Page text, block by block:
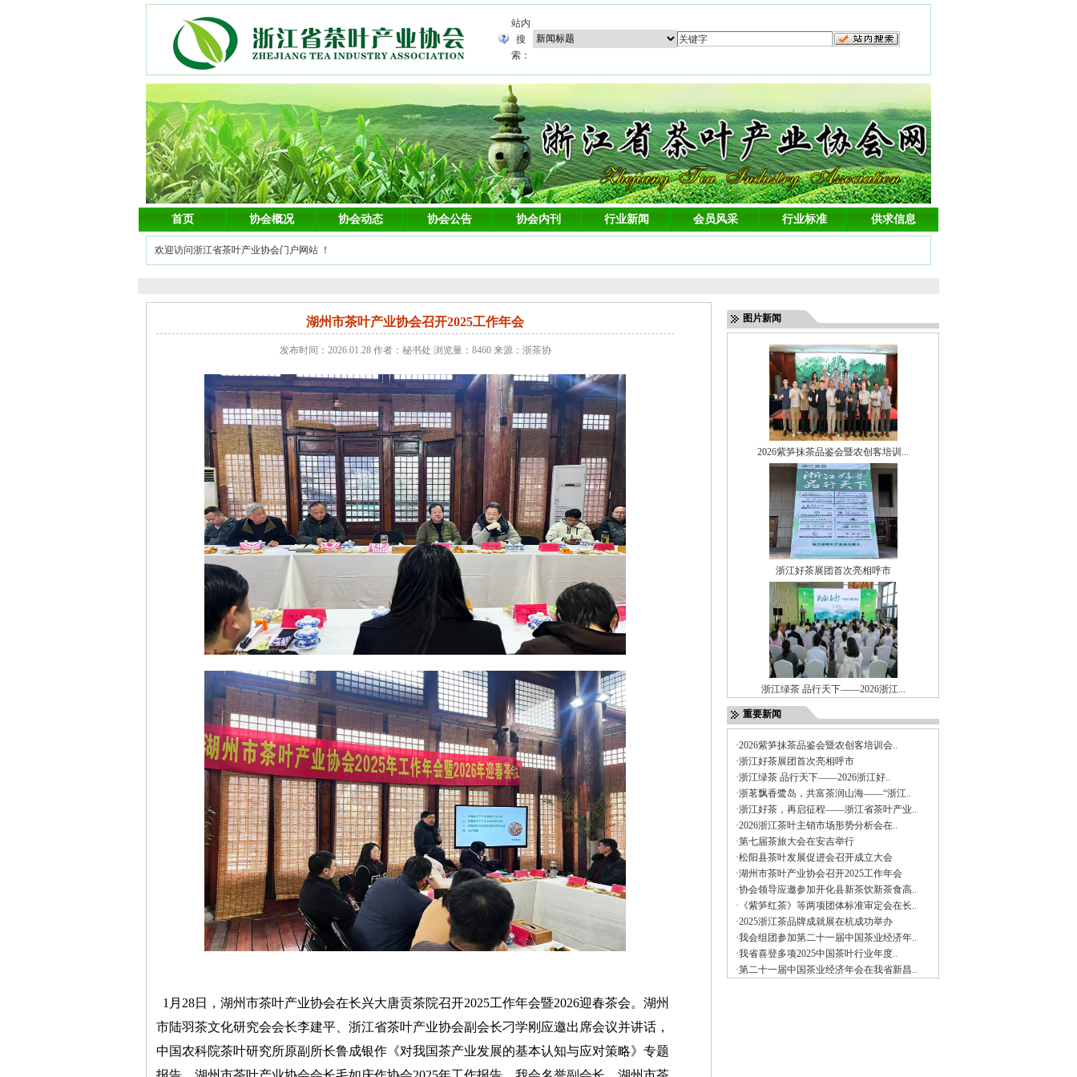
站内
搜
索：
首页 协会概况 协会动态 协会公告 协会内刊 行业新闻 会员风采 行业标准 供求信息
欢迎访问浙江省茶叶产业协会门户网站 ！
湖州市茶叶产业协会召开2025工作年会
发布时间：2026.01.28 作者：秘书处 浏览量：8460 来源：浙茶协
1月28日，湖州市茶叶产业协会在长兴大唐贡茶院召开2025工作年会暨2026迎春茶会。湖州
市陆羽茶文化研究会会长李建平、浙江省茶叶产业协会副会长刁学刚应邀出席会议并讲话，
中国农科院茶叶研究所原副所长鲁成银作《对我国茶产业发展的基本认知与应对策略》专题
图片新闻
2026紫笋抹茶品鉴会暨农创客培训...
浙江好茶展团首次亮相呼市
浙江绿茶 品行天下——2026浙江...
重要新闻
·2026紫笋抹茶品鉴会暨农创客培训会..
·浙江好茶展团首次亮相呼市
·浙江绿茶 品行天下——2026浙江好..
·浙茗飘香鹭岛，共富茶润山海——“浙江..
·浙江好茶，再启征程——浙江省茶叶产业..
·2026浙江茶叶主销市场形势分析会在..
·第七届茶旅大会在安吉举行
·松阳县茶叶发展促进会召开成立大会
·湖州市茶叶产业协会召开2025工作年会
·协会领导应邀参加开化县新茶饮新茶食高..
·《紫笋红茶》等两项团体标准审定会在长..
·2025浙江茶品牌成就展在杭成功举办
·我会组团参加第二十一届中国茶业经济年..
·我省喜登多项2025中国茶叶行业年度..
·第二十一届中国茶业经济年会在我省新昌..